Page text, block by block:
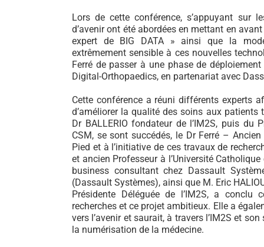
Lors de cette conférence, s’appuyant sur
d’avenir ont été abordées en mettant en
expert de BIG DATA » ainsi que la
extrêmement sensible à ces nouvelles
Ferré de passer à une phase de
Digital-Orthopaedics, en partenariat avec
Cette conférence a réuni différents experts
d’améliorer la qualité des soins aux
Dr BALLERIO fondateur de l’IM2S, puis du
CSM, se sont succédés, le Dr Ferré –
Pied et à l’initiative de ces travaux de
et ancien Professeur à l’Université
business consultant chez Dassault
(Dassault Systèmes), ainsi que M. Eric
Présidente Déléguée de l’IM2S, a
recherches et ce projet ambitieux. Elle a
vers l’avenir et saurait, à travers l’IM2S et
la numérisation de la médecine.